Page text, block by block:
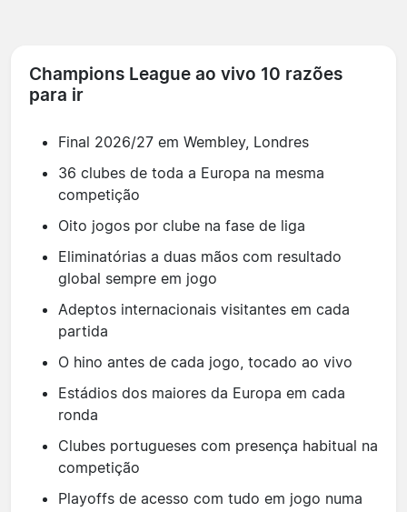
Champions League ao vivo 10 razões
para ir
Final 2026/27 em Wembley, Londres
36 clubes de toda a Europa na mesma
competição
Oito jogos por clube na fase de liga
Eliminatórias a duas mãos com resultado
global sempre em jogo
Adeptos internacionais visitantes em cada
partida
O hino antes de cada jogo, tocado ao vivo
Estádios dos maiores da Europa em cada
ronda
Clubes portugueses com presença habitual na
competição
Playoffs de acesso com tudo em jogo numa